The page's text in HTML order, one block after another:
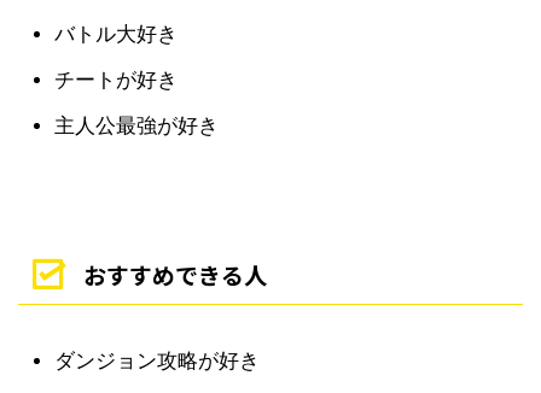
バトル大好き
チートが好き
主人公最強が好き
おすすめできる人
ダンジョン攻略が好き